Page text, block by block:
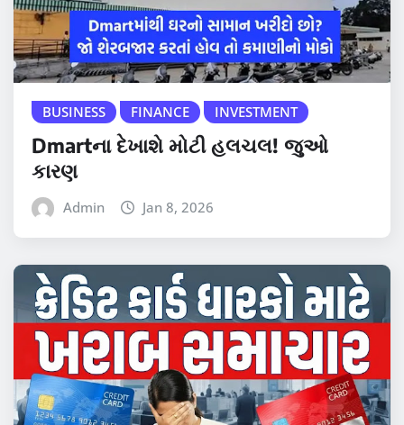
BUSINESS FINANCE INVESTMENT
Dmartના દેખાશે મોટી હલચલ! જુઓ
કારણ
Admin Jan 8, 2026